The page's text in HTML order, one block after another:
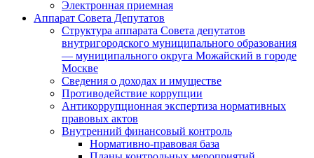
Электронная приемная
Аппарат Совета Депутатов
Структура аппарата Совета депутатов
внутригородского муниципального образования
— муниципального округа Можайский в городе
Москве
Сведения о доходах и имуществе
Противодействие коррупции
Антикоррупционная экспертиза нормативных
правовых актов
Внутренний финансовый контроль
Нормативно-правовая база